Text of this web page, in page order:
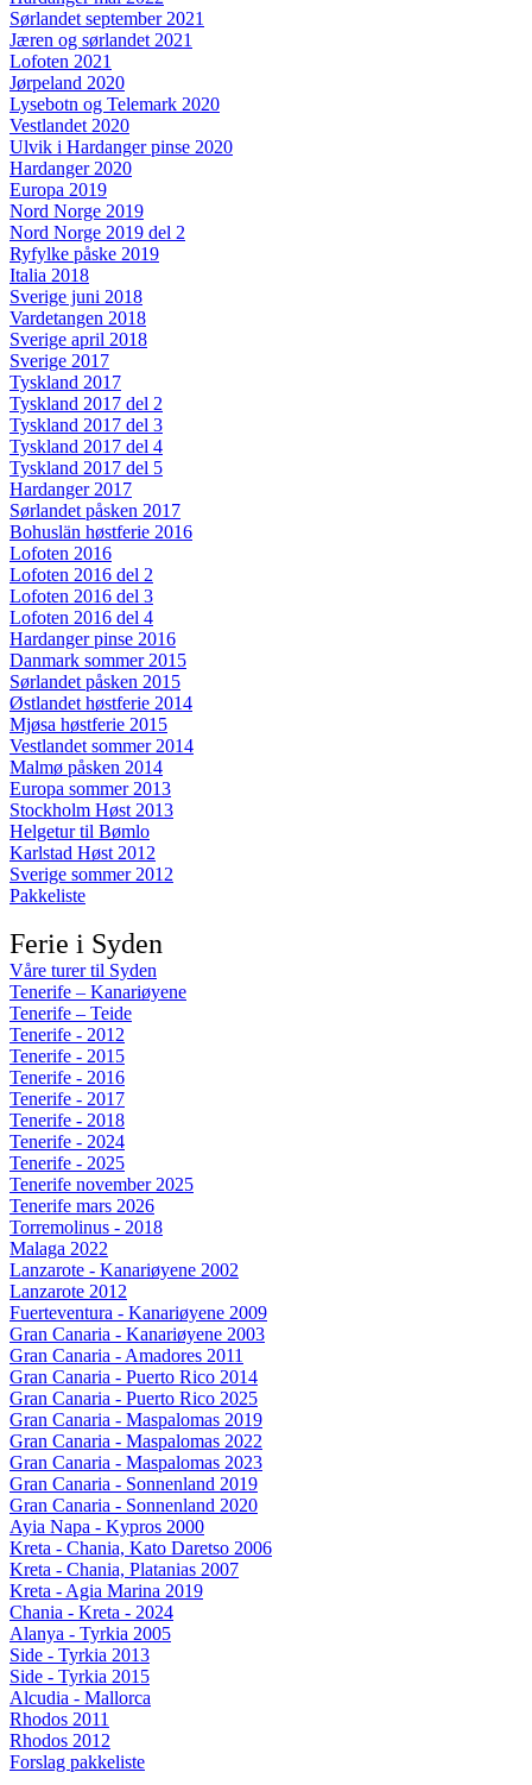
Sørlandet september 2021
Jæren og sørlandet 2021
Lofoten 2021
Jørpeland 2020
Lysebotn og Telemark 2020
Vestlandet 2020
Ulvik i Hardanger pinse 2020
Hardanger 2020
Europa 2019
Nord Norge 2019
Nord Norge 2019 del 2
Ryfylke påske 2019
Italia 2018
Sverige juni 2018
Vardetangen 2018
Sverige april 2018
Sverige 2017
Tyskland 2017
Tyskland 2017 del 2
Tyskland 2017 del 3
Tyskland 2017 del 4
Tyskland 2017 del 5
Hardanger 2017
Sørlandet påsken 2017
Bohuslän høstferie 2016
Lofoten 2016
Lofoten 2016 del 2
Lofoten 2016 del 3
Lofoten 2016 del 4
Hardanger pinse 2016
Danmark sommer 2015
Sørlandet påsken 2015
Østlandet høstferie 2014
Mjøsa høstferie 2015
Vestlandet sommer 2014
Malmø påsken 2014
Europa sommer 2013
Stockholm Høst 2013
Helgetur til Bømlo
Karlstad Høst 2012
Sverige sommer 2012
Pakkeliste
Ferie i Syden
Våre turer til Syden
Tenerife – Kanariøyene
Tenerife – Teide
Tenerife - 2012
Tenerife - 2015
Tenerife - 2016
Tenerife - 2017
Tenerife - 2018
Tenerife - 2024
Tenerife - 2025
Tenerife november 2025
Tenerife mars 2026
Torremolinus - 2018
Malaga 2022
Lanzarote - Kanariøyene 2002
Lanzarote 2012
Fuerteventura - Kanariøyene 2009
Gran Canaria - Kanariøyene 2003
Gran Canaria - Amadores 2011
Gran Canaria - Puerto Rico 2014
Gran Canaria - Puerto Rico 2025
Gran Canaria - Maspalomas 2019
Gran Canaria - Maspalomas 2022
Gran Canaria - Maspalomas 2023
Gran Canaria - Sonnenland 2019
Gran Canaria - Sonnenland 2020
Ayia Napa - Kypros 2000
Kreta - Chania, Kato Daretso 2006
Kreta - Chania, Platanias 2007
Kreta - Agia Marina 2019
Chania - Kreta - 2024
Alanya - Tyrkia 2005
Side - Tyrkia 2013
Side - Tyrkia 2015
Alcudia - Mallorca
Rhodos 2011
Rhodos 2012
Forslag pakkeliste